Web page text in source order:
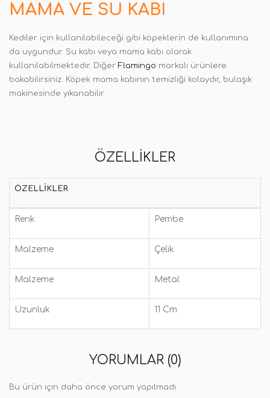
MAMA VE SU KABI
Kediler için kullanılabileceği gibi köpeklerin de kullanımına
da uygundur. Su kabı veya mama kabı olarak
kullanılabilmektedir. Diğer Flamingo markalı ürünlere
bakabilirsiniz. Köpek mama kabının temizliği kolaydır, bulaşık
makinesinde yıkanabilir.
ÖZELLIKLER
ÖZELLIKLER
Renk Pembe
Malzeme Çelik
Malzeme Metal
Uzunluk 11 Cm
YORUMLAR (0)
Bu ürün için daha önce yorum yapılmadı.